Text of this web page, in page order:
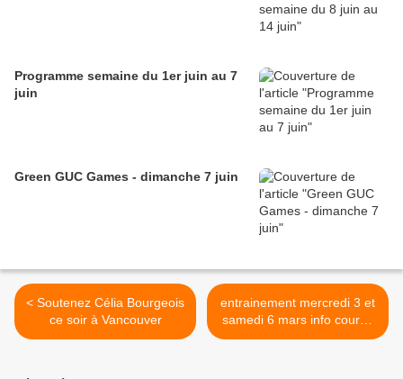
Programme semaine du 1er juin au 7
juin
Green GUC Games - dimanche 7 juin
< Soutenez Célia Bourgeois
ce soir à Vancouver
entrainement mercredi 3 et
samedi 6 mars info course
week end >